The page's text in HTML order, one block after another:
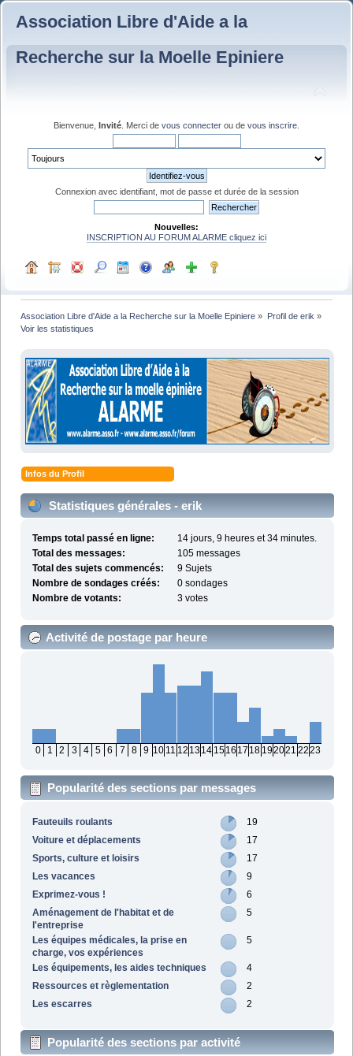
Association Libre d'Aide a la
Recherche sur la Moelle Epiniere
Bienvenue, Invité . Merci de vous connecter ou de vous inscrire
Connexion avec identifiant, mot de passe et durée de la session
Nouvelles:
INSCRIPTION AU FORUM ALARME cliquez ici
Association Libre d'Aide a la Recherche sur la Moelle Epiniere » Profil de erik »
Voir les statistiques
Infos du Profil
Statistiques générales - erik
Temps total passé en ligne:
14 jours, 9 heures et 34 minutes.
Total des messages:
105 messages
Total des sujets commencés:
9 Sujets
Nombre de sondages créés:
0 sondages
Nombre de votants:
3 votes
Activité de postage par heure
0 1 2 3 4 5 6 7 8 9 10 11 12 1314 1516 17 18 192021 2223
Popularité des sections par messages
Fauteuils roulants
19
Voiture et déplacements
17
Sports, culture et loisirs
17
Les vacances
9
Exprimez-vous !
6
Aménagement de l'habitat et de
l'entreprise
5
Les équipes médicales, la prise en
charge, vos expériences
5
Les équipements, les aides techniques
4
Ressources et règlementation
2
Les escarres
2
Popularité des sections par activité